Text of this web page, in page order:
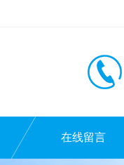
在线留言